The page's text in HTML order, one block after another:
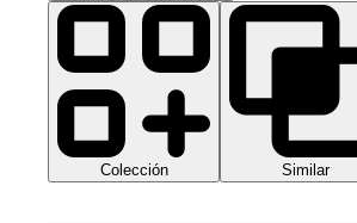
Colección Similar